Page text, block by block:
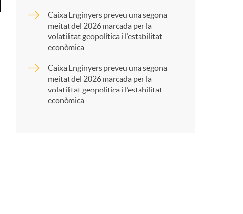
Caixa Enginyers preveu una segona
meitat del 2026 marcada per la
volatilitat geopolítica i l’estabilitat
econòmica
Caixa Enginyers preveu una segona
meitat del 2026 marcada per la
volatilitat geopolítica i l’estabilitat
econòmica